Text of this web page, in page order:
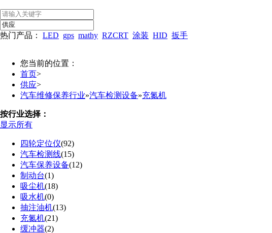
热门产品： LED gps mathy RZCRT 涂装 HID 扳手
您当前的位置：
首页>
供应>
汽车维修保养行业»汽车检测设备»充氮机
按行业选择：
显示所有
四轮定位仪(92)
汽车检测线(15)
汽车保养设备(12)
制动台(1)
吸尘机(18)
吸水机(0)
抽注油机(13)
充氮机(21)
缓冲器(2)